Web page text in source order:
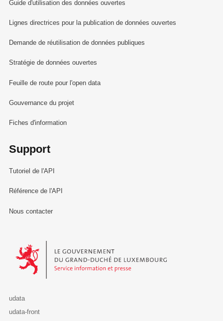
Guide d'utilisation des données ouvertes
Lignes directrices pour la publication de données ouvertes
Demande de réutilisation de données publiques
Stratégie de données ouvertes
Feuille de route pour l'open data
Gouvernance du projet
Fiches d'information
Support
Tutoriel de l'API
Référence de l'API
Nous contacter
Le Gouvernement du Grand-Duché de Luxembourg - Service
udata
udata-front